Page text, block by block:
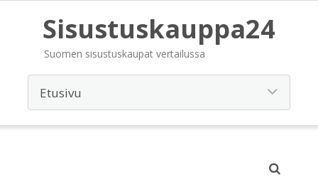
Sisustuskauppa24
Suomen sisustuskaupat vertailussa